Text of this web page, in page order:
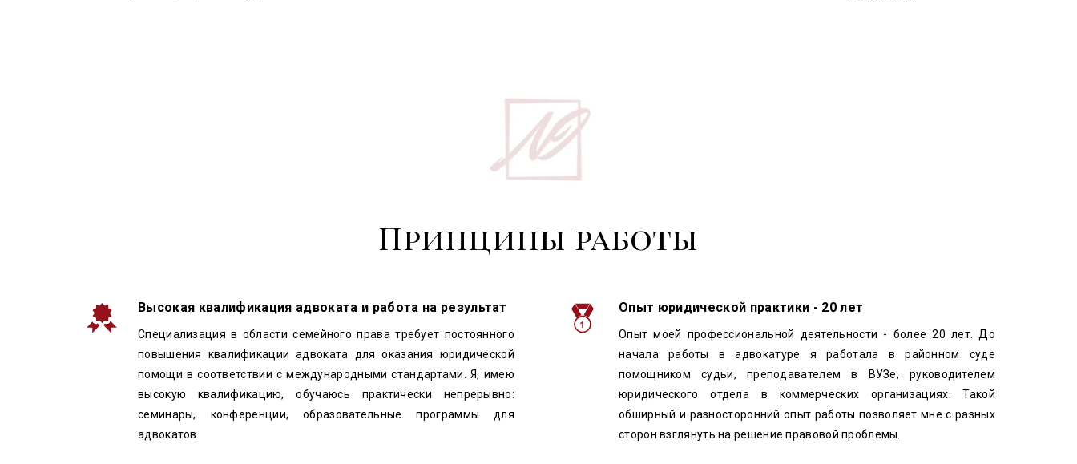
Принципы работы
Высокая квалификация адвоката и работа на результат
Специализация в области семейного права требует постоянного
повышения квалификации адвоката для оказания юридической
помощи в соответствии с международными стандартами. Я, имею
высокую квалификацию, обучаюсь практически непрерывно:
семинары, конференции, образовательные программы для
адвокатов.
Опыт юридической практики - 20 лет
Опыт моей профессиональной деятельности - более 20 лет. До
начала работы в адвокатуре я работала в районном суде
помощником судьи, преподавателем в ВУЗе, руководителем
юридического отдела в коммерческих организациях. Такой
обширный и разносторонний опыт работы позволяет мне с разных
сторон взглянуть на решение правовой проблемы.